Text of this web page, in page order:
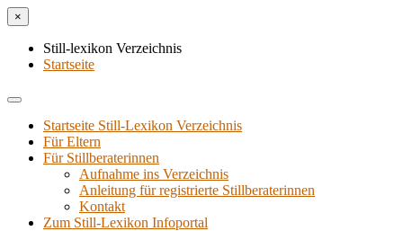
×
Still-lexikon Verzeichnis
Startseite
Startseite Still-Lexikon Verzeichnis
Für Eltern
Für Stillberaterinnen
Aufnahme ins Verzeichnis
Anlei­tung für regis­trier­te Stillberaterinnen
Kon­takt
Zum Still-Lexikon Infoportal